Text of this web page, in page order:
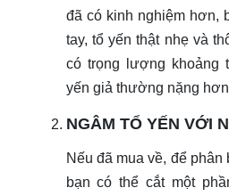
đã có kinh nghiệm hơn,
tay, tổ yến thật nhẹ và
có trọng lượng khoảng
yến giả thường nặng
NGÂM TỔ YẾN VỚI
Nếu đã mua về, để phân
bạn có thể cắt một